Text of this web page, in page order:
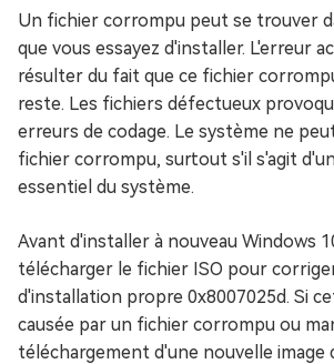
Un fichier corrompu peut se trouver
que vous essayez d'installer. L'erreur
résulter du fait que ce fichier
reste. Les fichiers défectueux
erreurs de codage. Le système ne
fichier corrompu, surtout s'il s'agit
essentiel du système.
Avant d'installer à nouveau Windows
télécharger le fichier ISO pour
d'installation propre 0x8007025d. Si
causée par un fichier corrompu ou
téléchargement d'une nouvelle image